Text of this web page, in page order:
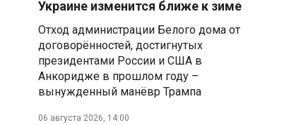
Украине изменится ближе к зиме
Отход администрации Белого дома от
договорённостей, достигнутых
президентами России и США в
Анкоридже в прошлом году –
вынужденный манёвр Трампа
06 августа 2026, 14:00